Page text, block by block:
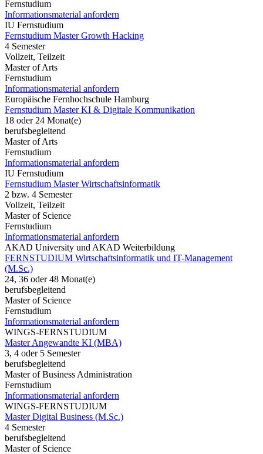
Fernstudium
Informationsmaterial anfordern
IU Fernstudium
Fernstudium Master Growth Hacking
4 Semester
Vollzeit, Teilzeit
Master of Arts
Fernstudium
Informationsmaterial anfordern
Europäische Fernhochschule Hamburg
Fernstudium Master KI & Digitale Kommunikation
18 oder 24 Monat(e)
berufsbegleitend
Master of Arts
Fernstudium
Informationsmaterial anfordern
IU Fernstudium
Fernstudium Master Wirtschaftsinformatik
2 bzw. 4 Semester
Vollzeit, Teilzeit
Master of Science
Fernstudium
Informationsmaterial anfordern
AKAD University und AKAD Weiterbildung
FERNSTUDIUM Wirtschaftsinformatik und IT-Management
(M.Sc.)
24, 36 oder 48 Monat(e)
berufsbegleitend
Master of Science
Fernstudium
Informationsmaterial anfordern
WINGS-FERNSTUDIUM
Master Angewandte KI (MBA)
3, 4 oder 5 Semester
berufsbegleitend
Master of Business Administration
Fernstudium
Informationsmaterial anfordern
WINGS-FERNSTUDIUM
Master Digital Business (M.Sc.)
4 Semester
berufsbegleitend
Master of Science